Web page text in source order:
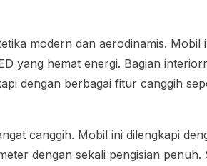
modern dan aerodinamis. Mobil
yang hemat energi. Bagian
dengan berbagai fitur canggih
canggih. Mobil ini dilengkapi
dengan sekali pengisian penuh.